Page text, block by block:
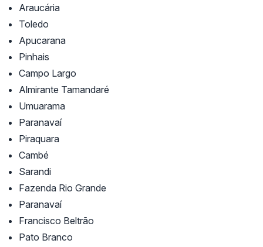
Araucária
Toledo
Apucarana
Pinhais
Campo Largo
Almirante Tamandaré
Umuarama
Paranavaí
Piraquara
Cambé
Sarandi
Fazenda Rio Grande
Paranavaí
Francisco Beltrão
Pato Branco